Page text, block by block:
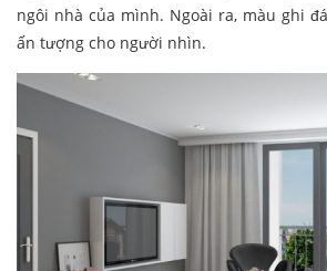
ngôi nhà của mình. Ngoài ra, màu ghi
ấn tượng cho người nhìn.